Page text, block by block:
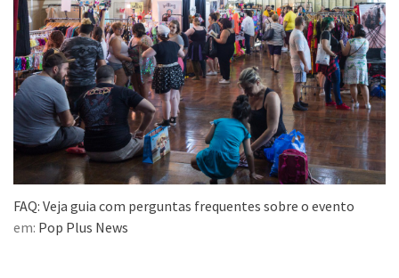
FAQ: Veja guia com perguntas frequentes sobre o evento
em: Pop Plus News